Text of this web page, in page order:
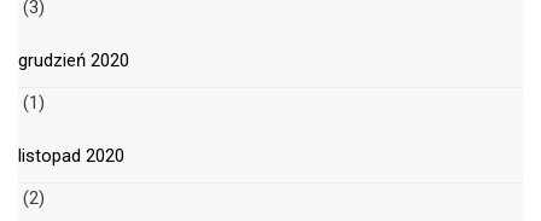
(3)
grudzień 2020
(1)
listopad 2020
(2)